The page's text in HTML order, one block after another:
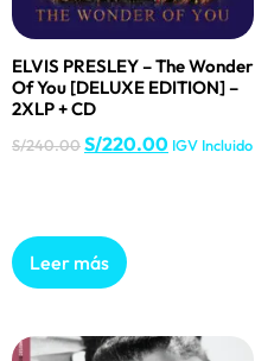
ELVIS PRESLEY – The Wonder
Of You [DELUXE EDITION] –
2XLP + CD
S/240.00S/220.00 IGV Incluido
Leer más